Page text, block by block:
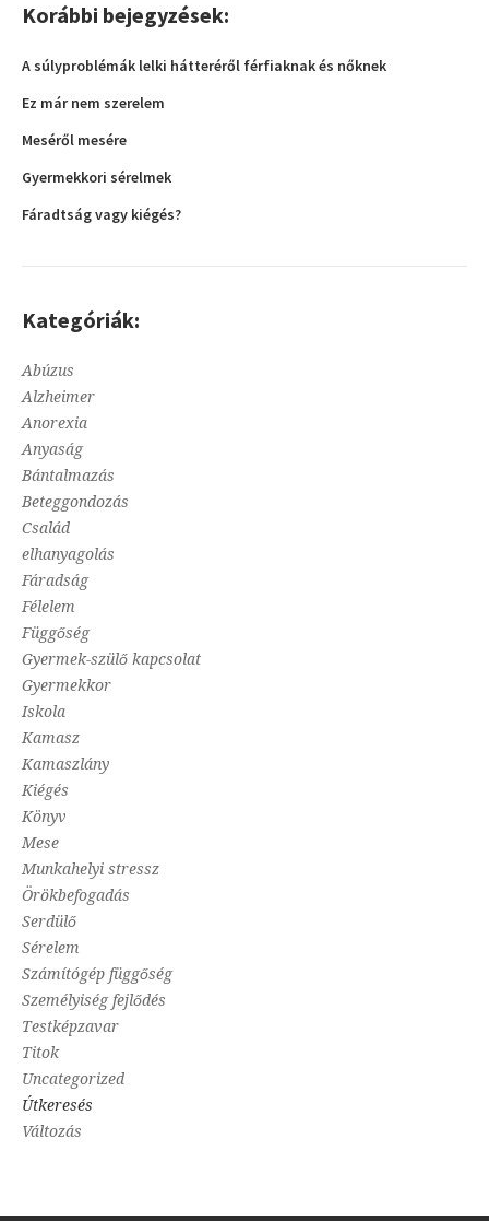
Korábbi bejegyzések:
A súlyproblémák lelki hátteréről férfiaknak és nőknek
Ez már nem szerelem
Meséről mesére
Gyermekkori sérelmek
Fáradtság vagy kiégés?
Kategóriák:
Abúzus
Alzheimer
Anorexia
Anyaság
Bántalmazás
Beteggondozás
Család
elhanyagolás
Fáradság
Félelem
Függőség
Gyermek-szülő kapcsolat
Gyermekkor
Iskola
Kamasz
Kamaszlány
Kiégés
Könyv
Mese
Munkahelyi stressz
Örökbefogadás
Serdülő
Sérelem
Számítógép függőség
Személyiség fejlődés
Testképzavar
Titok
Uncategorized
Útkeresés
Változás